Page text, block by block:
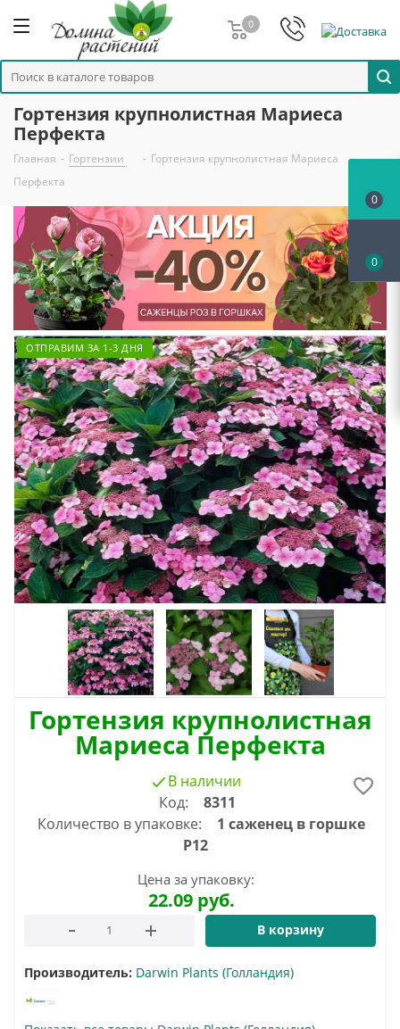
0
Гортензия крупнолистная Мариеса
Перфекта
Главная - Гортензии - Гортензия крупнолистная Мариеса
Перфекта
ОТПРАВИМ ЗА 1-3 ДНЯ
Гортензия крупнолистная
Мариеса Перфекта
В наличии
Код:
8311
Количество в упаковке:
1 саженец в горшке
Р12
Цена за упаковку:
22.09руб.
В корзину
Производитель: Darwin Plants (Голландия)
0
0